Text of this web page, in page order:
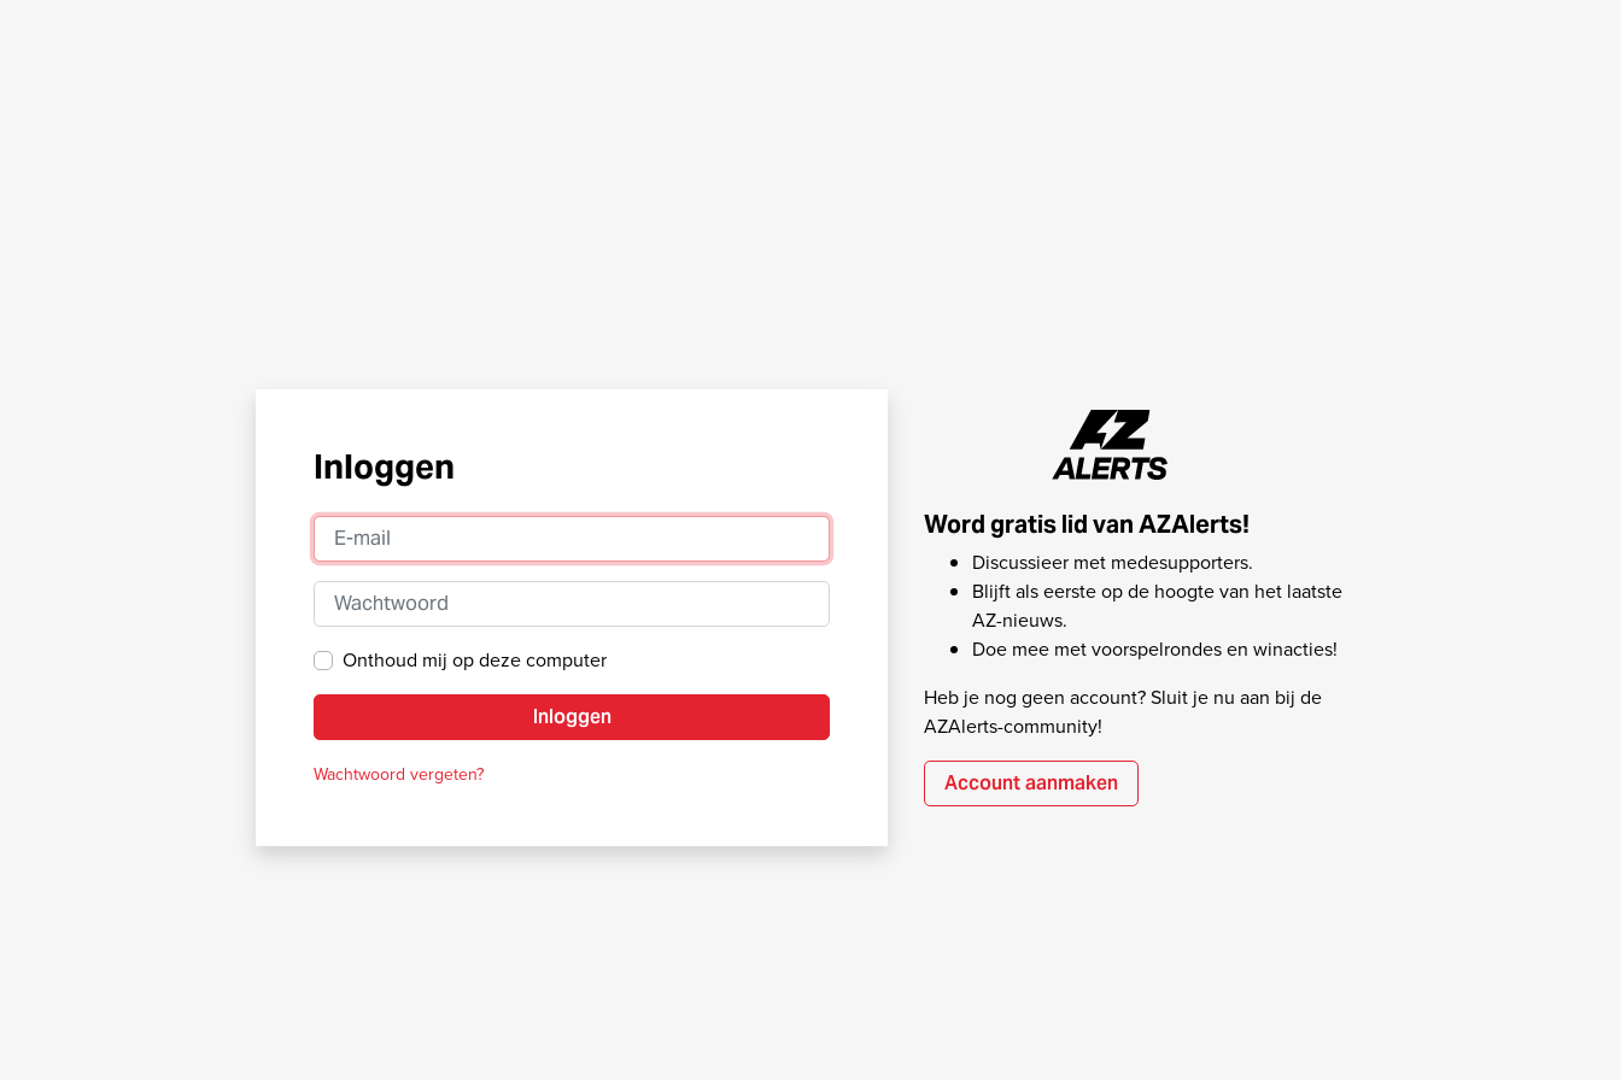
Inloggen
E-mail
Wachtwoord
Onthoud mij op deze computer
Inloggen
Wachtwoord vergeten?
Word gratis lid van AZAlerts!
Discussieer met medesupporters.
Blijft als eerste op de hoogte van het laatste
AZ-nieuws.
Doe mee met voorspelrondes en winacties!
Heb je nog geen account? Sluit je nu aan bij de
AZAlerts-community!
Account aanmaken